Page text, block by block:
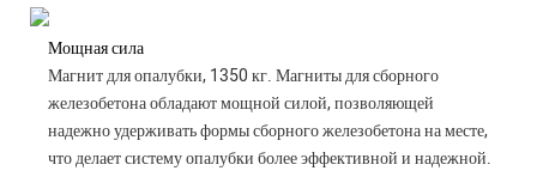
Мощная сила
Магнит для опалубки, 1350 кг. Магниты для сборного
железобетона обладают мощной силой, позволяющей
надежно удерживать формы сборного железобетона на месте,
что делает систему опалубки более эффективной и надежной.